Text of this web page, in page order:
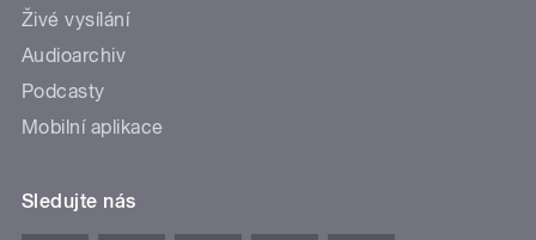
Živé vysílání
Audioarchiv
Podcasty
Mobilní aplikace
Sledujte nás